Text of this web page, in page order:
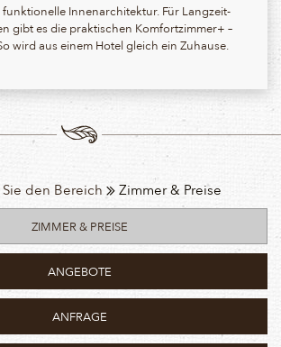
Innenarchitektur. Für Langzeit-
gibt es die praktischen Komfortzimmer+ –
wird aus einem Hotel gleich ein Zuhause.
den Bereich Zimmer & Preise
ZIMMER & PREISE
ANGEBOTE
ANFRAGE